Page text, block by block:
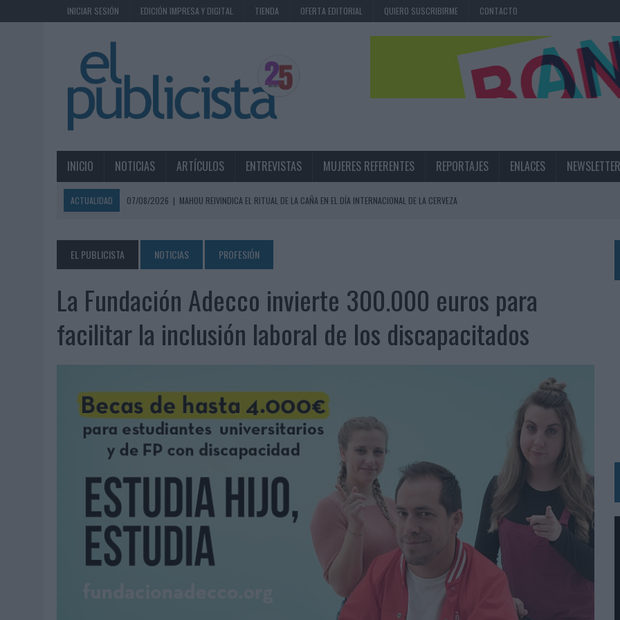
INICIAR SESIÓN EDICIÓN IMPRESA Y DIGITAL TIENDA OFERTA EDITORIAL QUIERO SUSCRIBIRME CONTACTO
INICIO NOTICIAS ARTÍCULOS ENTREVISTAS MUJERES REFERENTES REPORTAJES ENLACES NEWSLETTER
ACTUALIDAD 07/08/2026 | MAHOU REIVINDICA EL RITUAL DE LA CAÑA EN EL DÍA INTERNACIONAL DE LA CERVEZA
PATRÓN CONVIERTE EL NUEVO SINGLE DE ARÓN PIPER EN UNA EXPERIENCIA DE MARCA EN IBIZA
07/08/2026 | EL VERANO PONE A PRUEBA LA ESTRATEGIA DIGITAL DE LAS MARCAS
07/08/2026
VUELING CONVIERTE LOS RECUERDOS EN SOUVENIRS CON IA
07/08/2026
CUANDO SE APAGUE EL SOL, EL ECLIPSE DE 2026 PONDRÁ A PRUEBA LA CREATIVIDAD DE LAS MARCAS
06/08/2026
|
‘LA VUELTA’, DE FENOMENAL PARA MÁLAGA CF
LA TELEVISIÓN SIGUE LIDERANDO EL CONSUMO DE MEDIOS EN VERANO Y SUPERA AL MÓVIL COMO DISPOSITIVO MÁS UTILIZADO
06/08/2026 | EL USO DE LA IA GENERATIVA ALCANZA YA AL 62% DE LOS ESPAÑOLES
06/08/2026
SYSTEM1 NOMBRA A KIMBERLY BASTONI COMO NUEVA DIRECTORA COMERCIAL GLOBAL
06/08/2026
FRIGO Y UNIQLO LANZAN UNA COLECCIÓN PERSONALIZABLE INSPIRADA EN CORNETTO, CALIPPO Y SOLERO
06/08/2026 | LA IA ESTÁ SUBIENDO EL LISTÓN DE LA CREATIVIDAD
05/08/2026 |
BEON WORLDWIDE LANZA RAÍZ URBANA PARA TRANSFORMAR EL PATRIMONIO HISTÓRICO EN ACTIVOS CULTURALES Y ECONÓMICOS
05/08/2026 |
FABRA COMUNICACIÓN INCORPORA A CASONÁ Y ASUME LA GESTIÓN DE SUS RELACIONES CON LOS MEDIOS
05/08/2026 |
LOPESAN HOTELS & RESORTS ACERCA EL PARAÍSO CANARIO EN SU ÚLTIMA CAMPAÑA INTERNACIONAL
05/08/2026 |
LUIS ARQUILLOS (BURGO DE ARIAS): “LA CONSTRUCCIÓN DE MARCA A LARGO PLAZO Y LA MEDICIÓN SON DOS CARAS DE LA MISMA
‘EL PARAÍSO MÁS CERCA’, DE 22GRADOS PARA LOPESAN HOTELS & RESORTS
EL PUBLICISTA NOTICIAS PROFESIÓN
La Fundación Adecco invierte 300.000 euros para
facilitar la inclusión laboral de los discapacitados